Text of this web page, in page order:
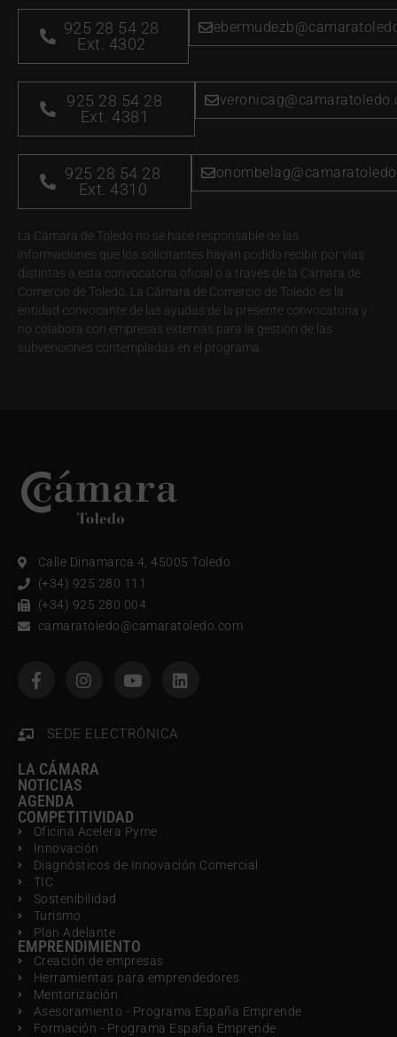
925 28 54 28
Ext. 4302
925 28 54 28
Ext. 4381
925 28 54 28
Ext. 4310
La Cámara de Toledo no se hace responsable de las
informaciones que los solicitantes hayan podido recibir por vías
distintas a esta convocatoria oficial o a través de la Cámara de
Comercio de Toledo. La Cámara de Comercio de Toledo es la
entidad convocante de las ayudas de la presente convocatoria y
no colabora con empresas externas para la gestión de las
subvenciones contempladas en el programa.
Calle Dinamarca 4, 45005 Toledo
(+34) 925 280 111
(+34) 925 280 004
camaratoledo@camaratoledo.com
SEDE ELECTRÓNICA
LA CÁMARA
NOTICIAS
AGENDA
COMPETITIVIDAD
Oficina Acelera Pyme
Innovación
Diagnósticos de Innovación Comercial
TIC
Sostenibilidad
Turismo
Plan Adelante
EMPRENDIMIENTO
Creación de empresas
Herramientas para emprendedores
Mentorización
Asesoramiento - Programa España Emprende
Formación - Programa España Emprende